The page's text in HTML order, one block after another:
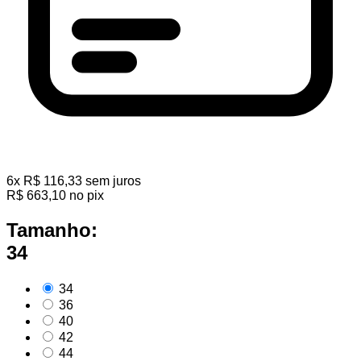
6x R$ 116,33 sem juros
R$ 663,10 no pix
Tamanho:
34
34
36
40
42
44